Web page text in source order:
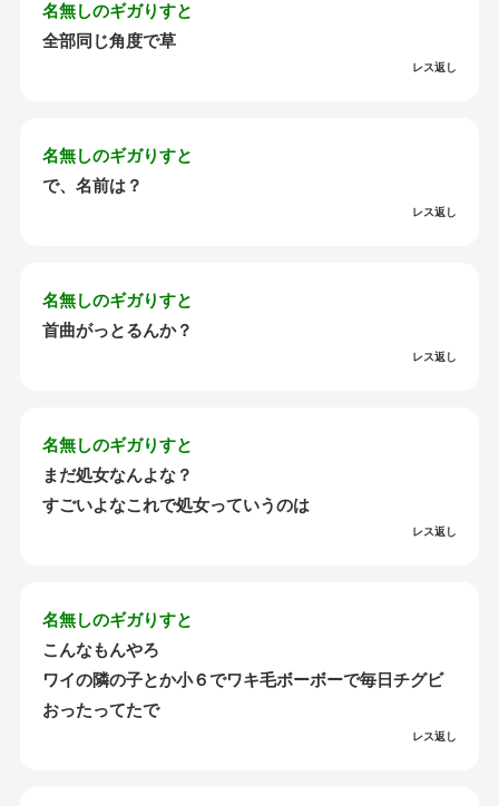
名無しのギガりすと
全部同じ角度で草
レス返し
名無しのギガりすと
で、名前は？
レス返し
名無しのギガりすと
首曲がっとるんか？
レス返し
名無しのギガりすと
まだ処女なんよな？
すごいよなこれで処女っていうのは
レス返し
名無しのギガりすと
こんなもんやろ
ワイの隣の子とか小６でワキ毛ボーボーで毎日チグビ
おったってたで
レス返し